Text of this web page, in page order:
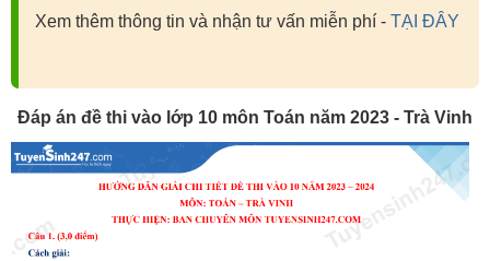
Xem thêm thông tin và nhận tư vấn miễn phí - TẠI ĐÂY
Đáp án đề thi vào lớp 10 môn Toán năm 2023 - Trà Vinh